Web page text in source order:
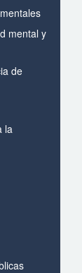
mental y
de
la